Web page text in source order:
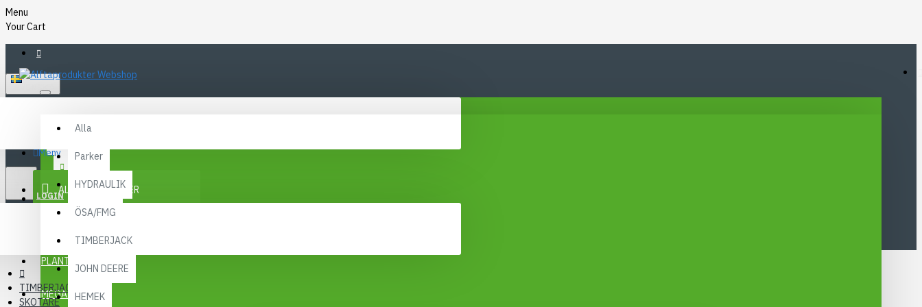
Menu
Your Cart
SEK
Alla
Parker
HYDRAULIK
ÖSA/FMG
TIMBERJACK
JOHN DEERE
HEMEK
KONTAKT
Meny
ALLA KATEGORIER
PLANTMA X
MEGA MENY
LOGIN
REGISTER
TIMBERJACK
SKOTARE